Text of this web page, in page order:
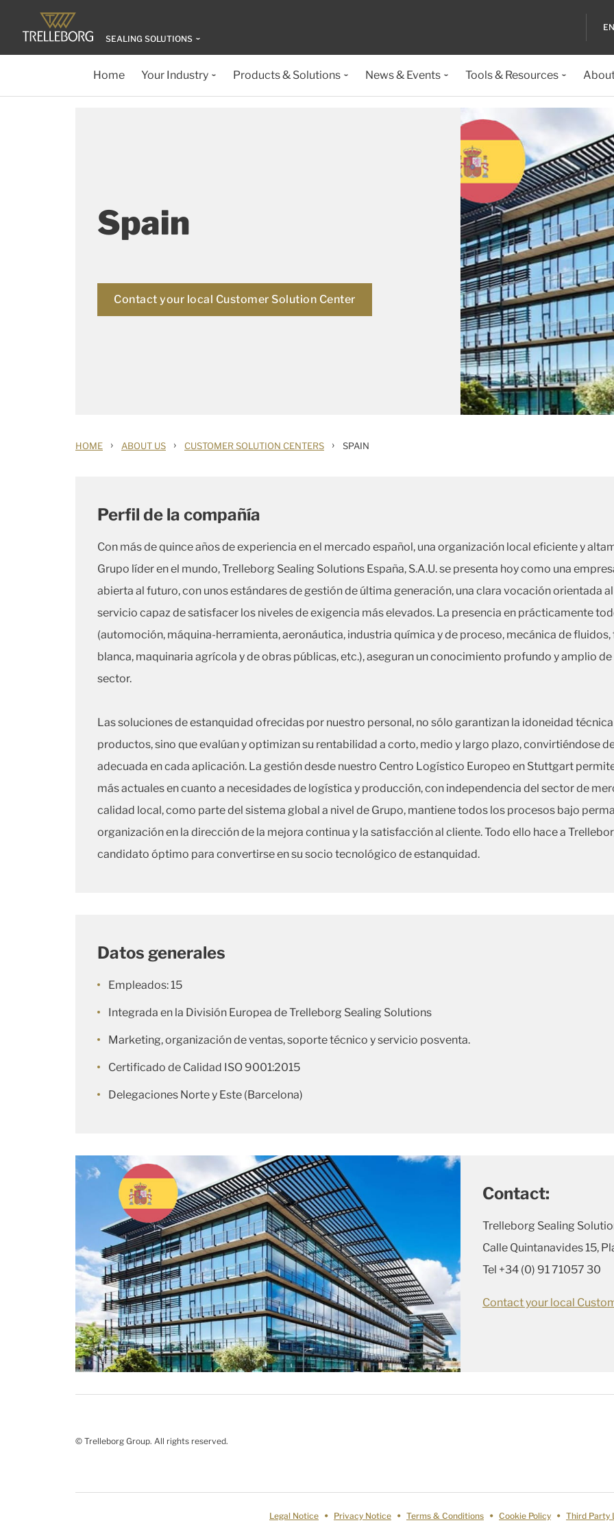
SEALING SOLUTIONS
Home Your Industry Products & Solutions News & Events Tools & Resources
Spain
Contact your local Customer Solution Center
HOME › ABOUT US › CUSTOMER SOLUTION CENTERS › SPAIN
Perfil de la compañía
Con más de quince años de experiencia en el mercado español, una organización local eficiente y
Grupo líder en el mundo, Trelleborg Sealing Solutions España, S.A.U. se presenta hoy como una
abierta al futuro, con unos estándares de gestión de última generación, una clara vocación orientada
servicio capaz de satisfacer los niveles de exigencia más elevados. La presencia en prácticamente
(automoción, máquina-herramienta, aeronáutica, industria química y de proceso, mecánica de
blanca, maquinaria agrícola y de obras públicas, etc.), aseguran un conocimiento profundo y amplio
sector.
Las soluciones de estanquidad ofrecidas por nuestro personal, no sólo garantizan la idoneidad
productos, sino que evalúan y optimizan su rentabilidad a corto, medio y largo plazo, convirtiéndose
adecuada en cada aplicación. La gestión desde nuestro Centro Logístico Europeo en Stuttgart
más actuales en cuanto a necesidades de logística y producción, con independencia del sector de
calidad local, como parte del sistema global a nivel de Grupo, mantiene todos los procesos bajo
organización en la dirección de la mejora continua y la satisfacción al cliente. Todo ello hace a
candidato óptimo para convertirse en su socio tecnológico de estanquidad.
Datos generales
Empleados: 15
Integrada en la División Europea de Trelleborg Sealing Solutions
Marketing, organización de ventas, soporte técnico y servicio posventa.
Certificado de Calidad ISO 9001:2015
Delegaciones Norte y Este (Barcelona)
Contact:
Trelleborg Sealing
Calle Quintanavides 15,
Tel +34 (0) 91 71057 30
Contact your local
© Trelleborg Group. All rights reserved.
Legal Notice Privacy Notice Terms & Conditions Cookie Policy Third Party